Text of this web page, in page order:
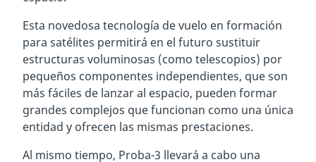
Esta novedosa tecnología de vuelo en formación
para satélites permitirá en el futuro sustituir
estructuras voluminosas (como telescopios) por
pequeños componentes independientes, que son
más fáciles de lanzar al espacio, pueden formar
grandes complejos que funcionan como una única
entidad y ofrecen las mismas prestaciones.
Al mismo tiempo, Proba-3 llevará a cabo una